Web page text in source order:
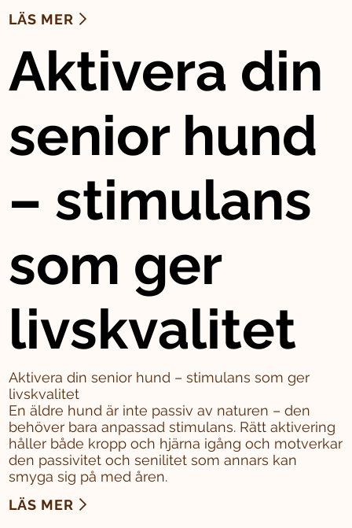
LÄS MER
Aktivera din
senior hund
– stimulans
som ger
livskvalitet
Aktivera din senior hund – stimulans som ger
livskvalitet
En äldre hund är inte passiv av naturen – den
behöver bara anpassad stimulans. Rätt aktivering
håller både kropp och hjärna igång och motverkar
den passivitet och senilitet som annars kan
smyga sig på med åren.
LÄS MER